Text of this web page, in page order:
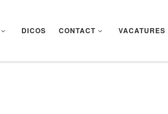
DICOS CONTACT VACATURES